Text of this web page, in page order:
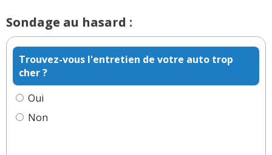
Sondage au hasard :
Trouvez-vous l'entretien de votre auto trop
cher ?
Oui
Non